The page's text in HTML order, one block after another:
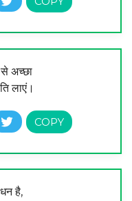
अच्छा
लाएं।
है,